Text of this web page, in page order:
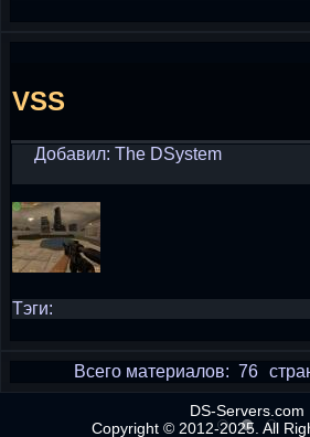
VSS
Добавил: The DSystem
Тэги:
Всего материалов: 76
DS-Servers.com
Copyright © 2012-2025. All